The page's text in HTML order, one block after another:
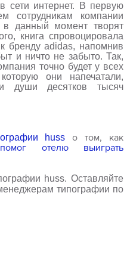
сети интернет. В первую
сотрудникам компании
данный момент творят
книга спровоцировала
к брендуadidas, напомнив
и ничто не забыто. Так,
точно будет у всех
они напечатали,
десятков тысяч
huss
о том, как
отелю выиграть
huss. Оставляйте
типографии по